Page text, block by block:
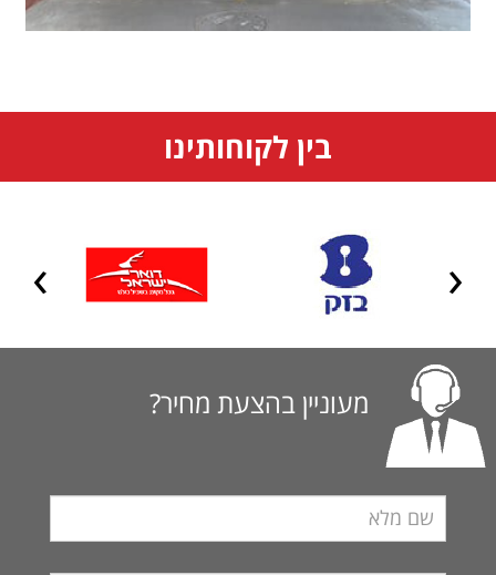
בין לקוחותינו
מעוניין בהצעת מחיר?